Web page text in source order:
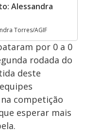
Alessandra
Torres/AGIF
por 0 a 0
rodada do
deste
competição
esperar mais